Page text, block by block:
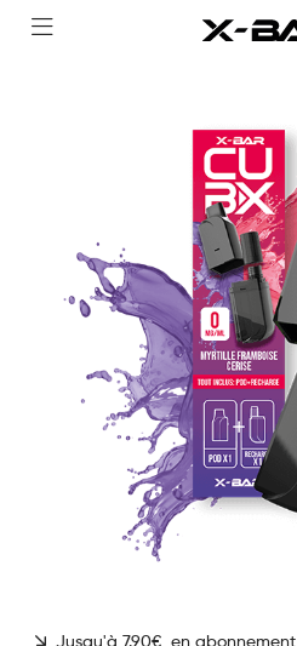
NOUS CONTACTER
FOIRE AUX QUESTIONS
DEVENIR REVENDEUR
MON COMPTE
Jusqu'à 7.90€ en abonnement